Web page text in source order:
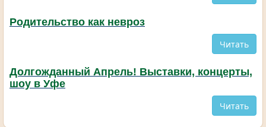
Родительство как невроз
Читать
Долгожданный Апрель! Выставки, концерты,
шоу в Уфе
Читать